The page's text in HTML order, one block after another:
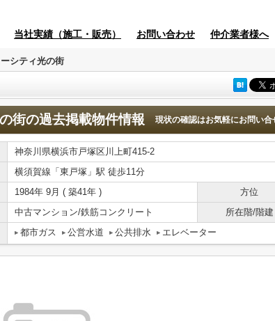
当社実績（施工・販売） お問い合わせ 仲介業者様へ
シティ光の街
街の過去掲載物件情報 現状の確認はお気軽にお問い合
神奈川県横浜市戸塚区川上町415-2
横須賀線「東戸塚」駅 徒歩11分
1984年 9月 ( 築41年 ) 方位
中古マンション/鉄筋コンクリート 所在階/階建
都市ガス 公営水道 公共排水 エレベーター